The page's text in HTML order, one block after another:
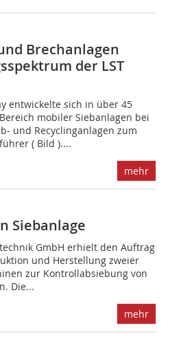
Brechanlagen
der LST
entwickelte sich in über 45
mobiler Siebanlagen bei
und Recyclinganlagen zum
( Bild )....
mehr
Siebanlage
GmbH erhielt den Auftrag
und Herstellung zweier
zur Kontroll­ab­siebung von
Die...
mehr